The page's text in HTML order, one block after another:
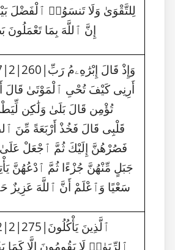
لِلتَّقْوَىٰ وَلَا تَنسَوُا۟ ٱلْفَضْلَ
إِنَّ ٱللَّهَ بِمَا تَعْمَلُونَ
267|2|260|وَإِذْ قَالَ
أَرِنِى كَيْفَ تُحْىِ ٱلْمَوْتَىٰ قَالَ
تُؤْمِن قَالَ بَلَىٰ وَلَٰكِن
قَلْبِى قَالَ فَخُذْ أَرْبَعَةً مِّنَ
فَصُرْهُنَّ إِلَيْكَ ثُمَّ ٱجْعَلْ
جَبَلٍ مِّنْهُنَّ جُزْءًا ثُمَّ ٱدْعُهُنَّ
سَعْيًا وَٱعْلَمْ أَنَّ ٱللَّهَ عَزِيزٌ
282|2|275|ٱلَّذِينَ
ٱلرِّبَوٰا۟ لَا يَقُومُونَ إِلَّا كَمَا